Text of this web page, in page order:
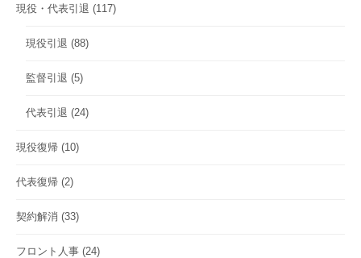
現役・代表引退 (117)
現役引退 (88)
監督引退 (5)
代表引退 (24)
現役復帰 (10)
代表復帰 (2)
契約解消 (33)
フロント人事 (24)